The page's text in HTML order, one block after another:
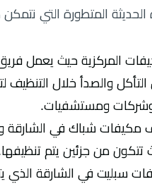
الحديثة المتطورة التي
المركزية حيث يعمل
والصدأ خلال التنظيف
ومستشفيات.
مكيفات شباك في الشارقة
تتكون من جزئين يتم
سبليت في الشارقة الذي